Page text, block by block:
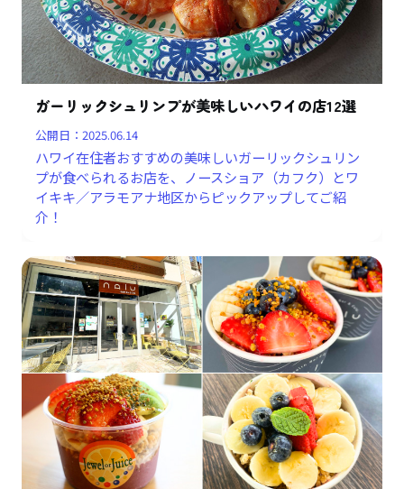
ガーリックシュリンプが美味しいハワイの店12選
公開日：2025.06.14
ハワイ在住者おすすめの美味しいガーリックシュリン
プが食べられるお店を、ノースショア（カフク）とワ
イキキ／アラモアナ地区からピックアップしてご紹
介！